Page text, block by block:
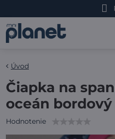
Úvod
Čiapka na
oceán
Hodnotenie